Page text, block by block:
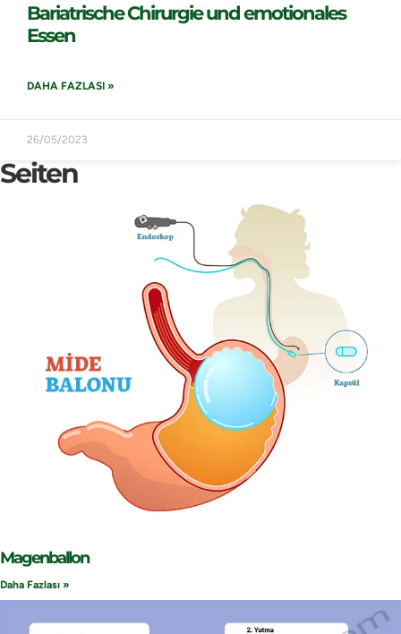
Bariatrische Chirurgie und emotionales
Essen
DAHA FAZLASI »
26/05/2023
Seiten
Magenballon
Daha Fazlası »